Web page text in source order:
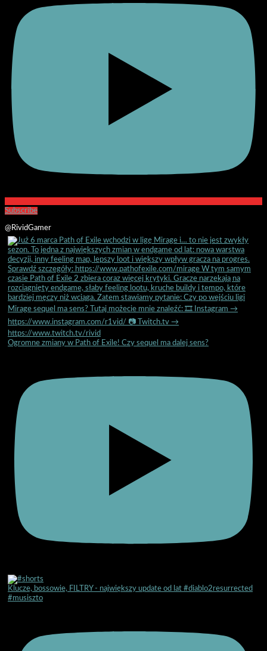
Subscribe
@RividGamer
Ogromne zmiany w Path of Exile! Czy sequel ma dalej sens?
Klucze, bossowie, FILTRY - największy update od lat #diablo2resurrected
#musiszto